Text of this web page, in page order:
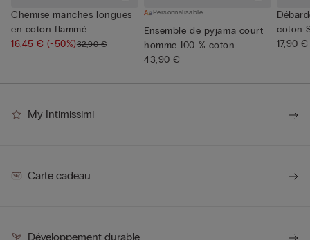
Chemise manches longues
en coton flammé
16,45 €(-50%)32,90 €
Personnalisable
Ensemble de pyjama court
homme 100 % coton
Supérie...
43,90 €
coton
17,90 €
My Intimissimi
Carte cadeau
Développement durable